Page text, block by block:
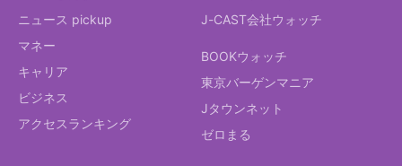
ニュース pickup
マネー
キャリア
ビジネス
アクセスランキング
J-CAST会社ウォッチ
BOOKウォッチ
東京バーゲンマニア
Jタウンネット
ゼロまる